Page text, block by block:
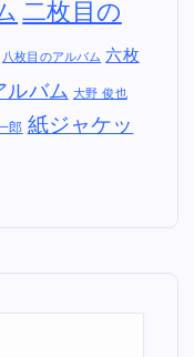
二枚目の
八枚目のアルバム 六枚
ルバム 大野 俊也
郎 紙ジャケッ